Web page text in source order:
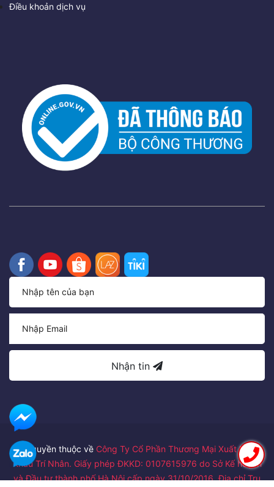
Điều khoản dịch vụ
Nhận tin
Bản quyền thuộc về Công Ty Cổ Phần Thương Mại Xuất Nhập
Khẩu Trí Nhân. Giấy phép ĐKKD: 0107615976 do Sở Kế hoạch
và Đầu tư thành phố Hà Nội cấp ngày 31/10/2016. Địa chỉ Trụ